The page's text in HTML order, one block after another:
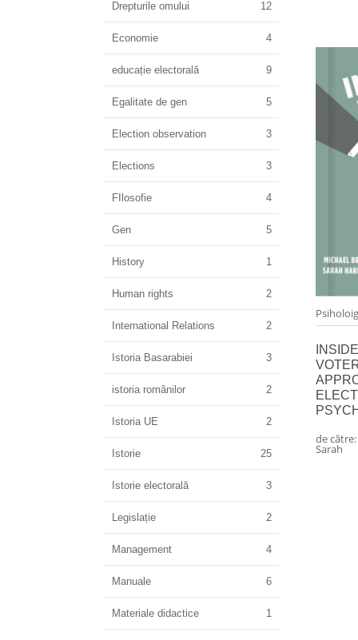
de către:
Sarah
Drepturile omului 12
Economie 4
educație electorală 9
Egalitate de gen 5
Election observation 3
Elections 3
FIlosofie 4
Gen 5
History 1
Human rights 2
International Relations 2
Istoria Basarabiei 3
istoria românilor 2
Istoria UE 2
Istorie 25
Istorie electorală 3
Legislație 2
Management 4
Manuale 6
Materiale didactice 1